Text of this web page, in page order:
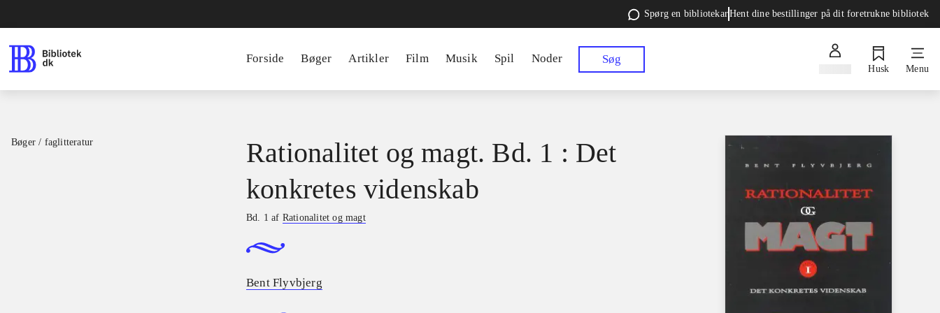
Spørg en bibliotekarHent dine bestillinger på dit foretrukne bibliotek
Forside Bøger Artikler Film Musik Spil Noder Søg
Husk Menu
Bøger / faglitteratur
Rationalitet og magt. Bd. 1 : Det
konkretes videnskab
Bd. 1 af Rationalitet og magt
Bent Flyvbjerg